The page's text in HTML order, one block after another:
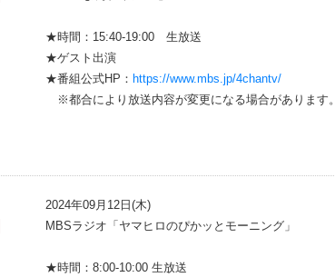
★時間：15:40-19:00 生放送
★ゲスト出演
★番組公式HP： https://www.mbs.jp/4chantv/
※都合により放送内容が変更になる場合があります。
2024年09月12日(木)
MBSラジオ「ヤマヒロのぴかッとモーニング」
★時間：8:00-10:00 生放送